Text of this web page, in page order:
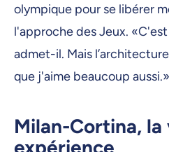
olympique pour se libérer
l'approche des Jeux.
admet-il. Mais
que j'aime beaucoup aussi.»
Milan-Cortina,
expérience